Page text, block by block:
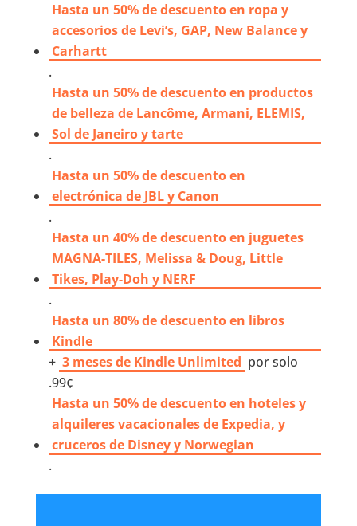
Hasta un 50% de descuento en ropa y
accesorios de Levi’s, GAP, New Balance y
Carhartt
.
Hasta un 50% de descuento en productos
de belleza de Lancôme, Armani, ELEMIS,
Sol de Janeiro y tarte
.
Hasta un 50% de descuento en
electrónica de JBL y Canon
.
Hasta un 40% de descuento en juguetes
MAGNA-TILES, Melissa & Doug, Little
Tikes, Play-Doh y NERF
.
Hasta un 80% de descuento en libros
Kindle
+ 3 meses de Kindle Unlimited por solo
.99¢
Hasta un 50% de descuento en hoteles y
alquileres vacacionales de Expedia, y
cruceros de Disney y Norwegian
.